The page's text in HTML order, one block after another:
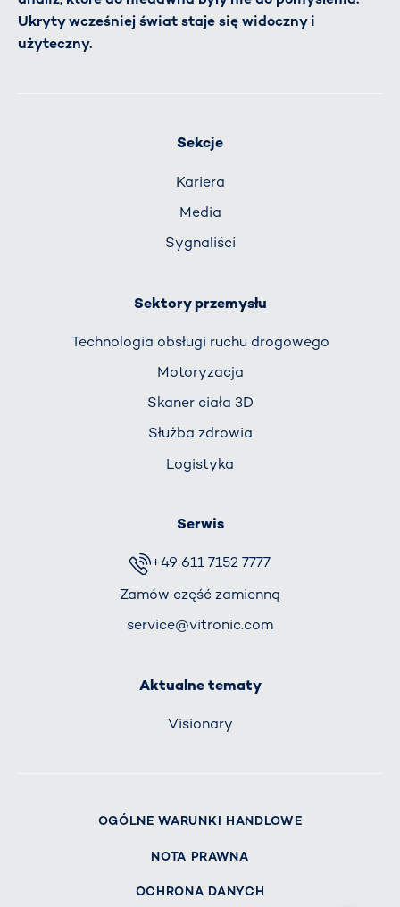
Ukryty wcześniej świat staje się widoczny i
użyteczny.
Sekcje
Kariera
Media
Sygnaliści
Sektory przemysłu
Technologia obsługi ruchu drogowego
Motoryzacja
Skaner ciała 3D
Służba zdrowia
Logistyka
Serwis
+49 611 7152 7777
Zamów część zamienną
service@vitronic.com
Aktualne tematy
Visionary
OGÓLNE WARUNKI HANDLOWE
NOTA PRAWNA
OCHRONA DANYCH